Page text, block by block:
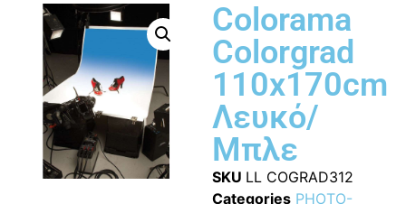
Colorama
Colorgrad
110x170cm
Λευκό/
Μπλε
SKU LL COGRAD312
Categories PHOTO-